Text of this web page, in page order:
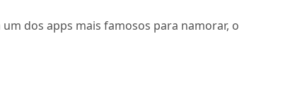
dos apps mais famosos para namorar, o